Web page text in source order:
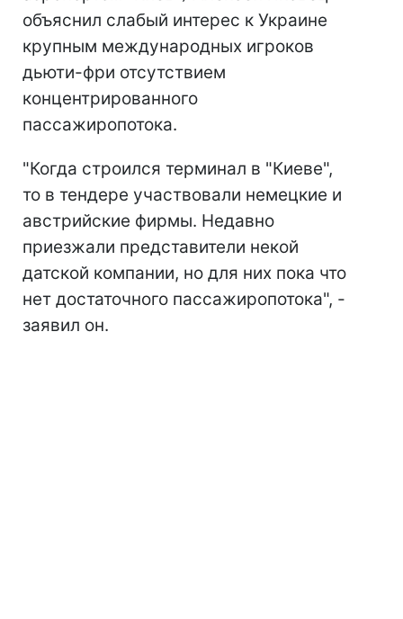
объяснил слабый интерес к Украине
крупным международных игроков
дьюти-фри отсутствием
концентрированного
пассажиропотока.
"Когда строился терминал в "Киеве",
то в тендере участвовали немецкие и
австрийские фирмы. Недавно
приезжали представители некой
датской компании, но для них пока что
нет достаточного пассажиропотока", -
заявил он.